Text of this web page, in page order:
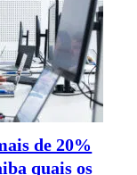
de 20%
quais os